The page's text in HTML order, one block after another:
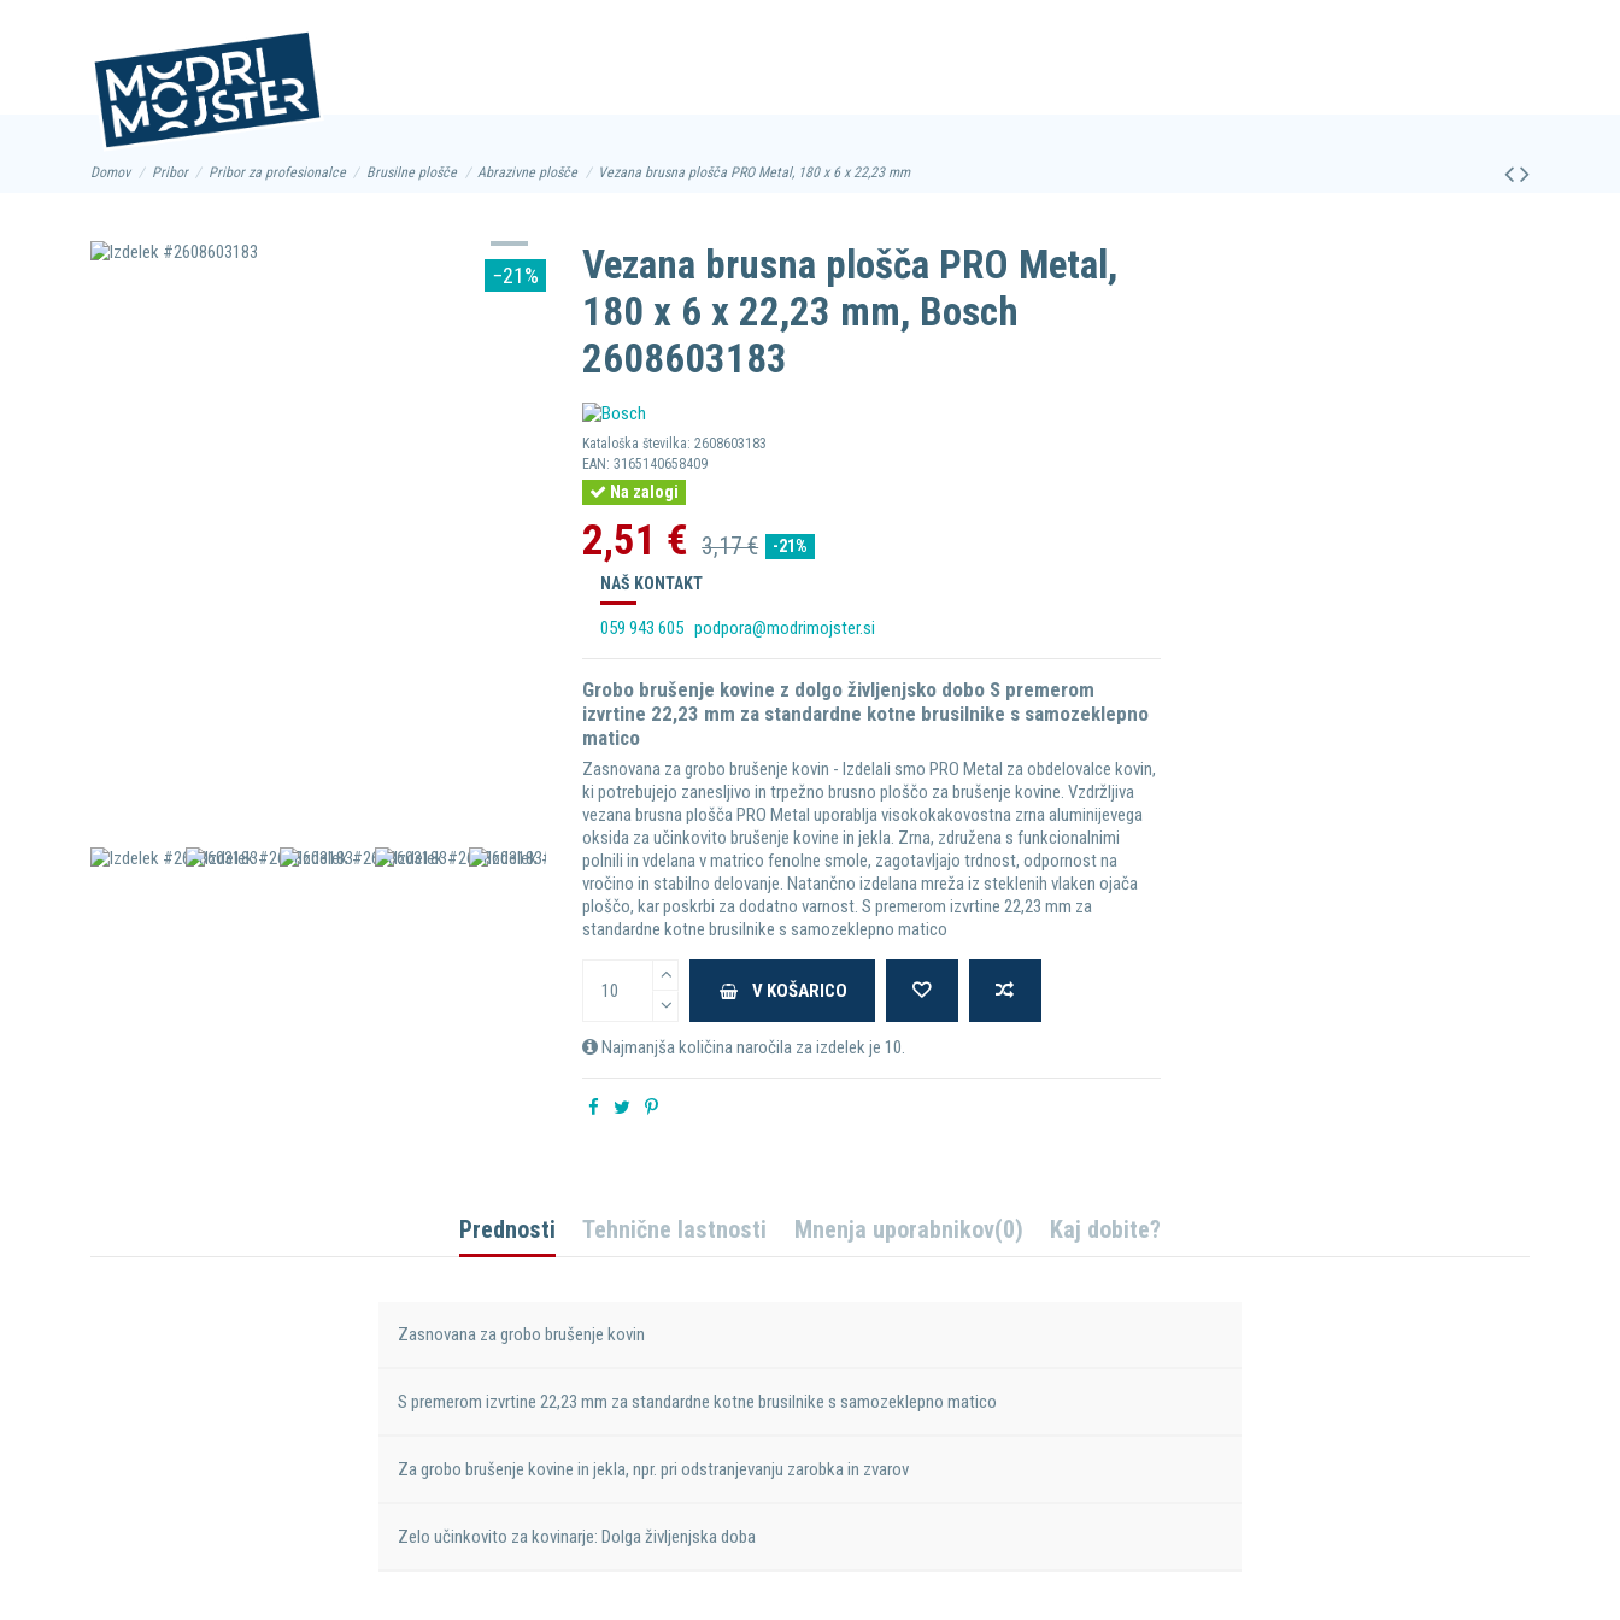
Domov Pribor Pribor za profesionalce Brusilne plošče Abrazivne plošče Vezana brusna plošča PRO Metal, 180 x 6 x 22,23 mm
−21%
Vezana brusna plošča PRO Metal,
180 x 6 x 22,23 mm, Bosch
2608603183
Kataloška številka: 2608603183
EAN: 3165140658409
Na zalogi
2,51 € 3,17 €
-21%
NAŠ KONTAKT
059 943 605 podpora@modrimojster.si
Grobo brušenje kovine z dolgo življenjsko dobo S premerom
izvrtine 22,23 mm za standardne kotne brusilnike s samozeklepno
matico
Zasnovana za grobo brušenje kovin - Izdelali smo PRO Metal za obdelovalce kovin,
ki potrebujejo zanesljivo in trpežno brusno ploščo za brušenje kovine. Vzdržljiva
vezana brusna plošča PRO Metal uporablja visokokakovostna zrna aluminijevega
oksida za učinkovito brušenje kovine in jekla. Zrna, združena s funkcionalnimi
polnili in vdelana v matrico fenolne smole, zagotavljajo trdnost, odpornost na
vročino in stabilno delovanje. Natančno izdelana mreža iz steklenih vlaken ojača
ploščo, kar poskrbi za dodatno varnost. S premerom izvrtine 22,23 mm za
standardne kotne brusilnike s samozeklepno matico
V KOŠARICO
Najmanjša količina naročila za izdelek je 10.
Prednosti Tehnične lastnosti Mnenja uporabnikov(0) Kaj dobite?
Zasnovana za grobo brušenje kovin
S premerom izvrtine 22,23 mm za standardne kotne brusilnike s samozeklepno matico
Za grobo brušenje kovine in jekla, npr. pri odstranjevanju zarobka in zvarov
Zelo učinkovito za kovinarje: Dolga življenjska doba